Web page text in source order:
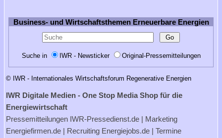
Business- und Wirtschaftsthemen Erneuerbare Energien
Suche in IWR - Newsticker Original-Pressemitteilungen
© IWR - Internationales Wirtschaftsforum Regenerative Energien
IWR Digitale Medien - One Stop Media Shop für die
Energiewirtschaft
Pressemitteilungen IWR-Pressedienst.de | Marketing
Energiefirmen.de | Recruiting Energiejobs.de | Termine